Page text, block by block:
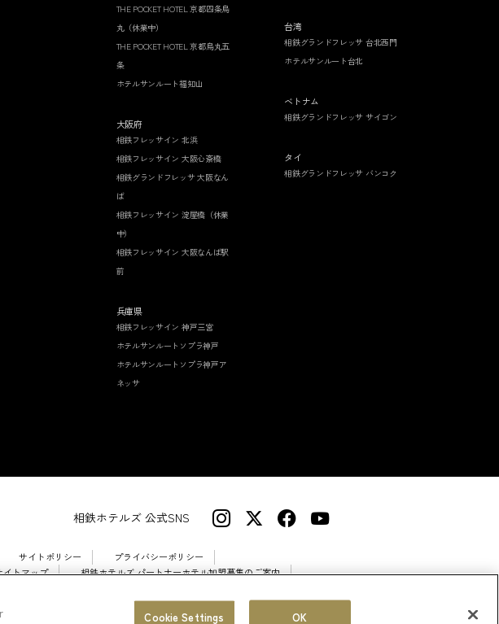
THE POCKET HOTEL 京都四条烏
丸（休業中）
THE POCKET HOTEL 京都烏丸五
条
ホテルサンルート福知山
大阪府
相鉄フレッサイン 北浜
相鉄フレッサイン 大阪心斎橋
相鉄グランドフレッサ 大阪なん
ば
相鉄フレッサイン 淀屋橋（休業
中）
相鉄フレッサイン 大阪なんば駅
前
兵庫県
相鉄フレッサイン 神戸三宮
ホテルサンルートソプラ神戸
ホテルサンルートソプラ神戸ア
ネッサ
台湾
相鉄グランドフレッサ 台北西門
ホテルサンルート台北
ベトナム
相鉄グランドフレッサ サイゴン
タイ
相鉄グランドフレッサ バンコク
相鉄ホテルズ 公式SNS
サイトポリシー
プライバシーポリシー
イトマップ
相鉄ホテルズ パートナーホテル加盟募集のご案内
Cookie Settings OK